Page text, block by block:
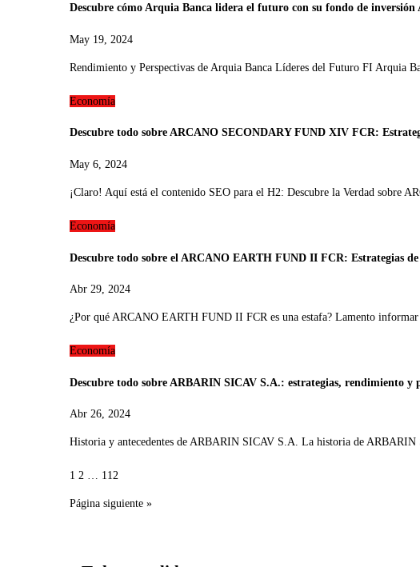
Descubre cómo Arquia Banca lidera el futuro con su fondo de
May 19, 2024
Rendimiento y Perspectivas de Arquia Banca Líderes del Futuro FI Arquia
Economía
Descubre todo sobre ARCANO SECONDARY FUND XIV FCR:
May 6, 2024
¡Claro! Aquí está el contenido SEO para el H2: Descubre la Verdad sobre
Economía
Descubre todo sobre el ARCANO EARTH FUND II FCR: Estrategias
Abr 29, 2024
¿Por qué ARCANO EARTH FUND II FCR es una estafa? Lamento
Economía
Descubre todo sobre ARBARIN SICAV S.A.: estrategias, rendimiento y
Abr 26, 2024
Historia y antecedentes de ARBARIN SICAV S.A. La historia de
Paginación
de
1 2 … 112
Página siguiente »